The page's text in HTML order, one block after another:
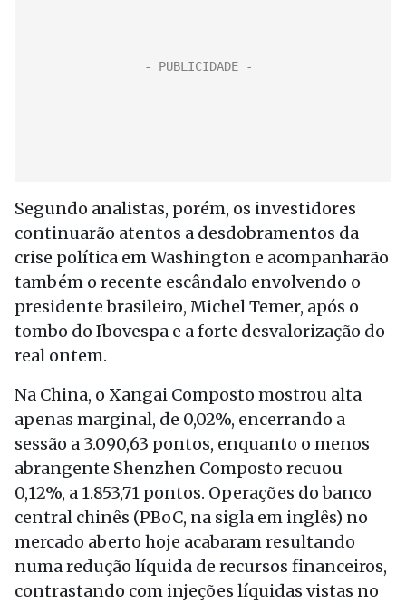
Segundo analistas, porém, os investidores
continuarão atentos a desdobramentos da
crise política em Washington e acompanharão
também o recente escândalo envolvendo o
presidente brasileiro, Michel Temer, após o
tombo do Ibovespa e a forte desvalorização do
real ontem.
Na China, o Xangai Composto mostrou alta
apenas marginal, de 0,02%, encerrando a
sessão a 3.090,63 pontos, enquanto o menos
abrangente Shenzhen Composto recuou
0,12%, a 1.853,71 pontos. Operações do banco
central chinês (PBoC, na sigla em inglês) no
mercado aberto hoje acabaram resultando
numa redução líquida de recursos financeiros,
contrastando com injeções líquidas vistas no